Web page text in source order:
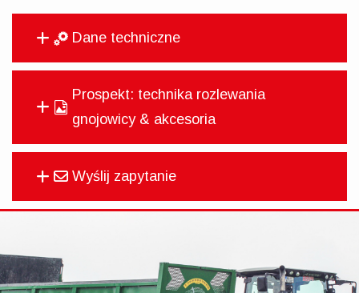
Dane techniczne
Prospekt: technika rozlewania
gnojowicy & akcesoria
Wyślij zapytanie